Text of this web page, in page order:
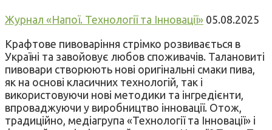
Журнал «Напої. Технології та Інновації» 05.08.2025
Крафтове пивоваріння стрімко розвивається в
Україні та завойовує любов споживачів. Талановиті
пивовари створюють нові оригінальні смаки пива,
як на основі класичних технологій, так і
використовуючи нові методики та інгредієнти,
впроваджуючи у виробництво інновації. Отож,
традиційно, медіагрупа «Технології та Інновації» і